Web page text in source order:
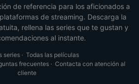
de referencia para los aficionados a
de streaming. Descarga la
rellena las series que te gustan y
al instante.
series· Todas las películas
frecuentes· Contacta con atención al
cliente